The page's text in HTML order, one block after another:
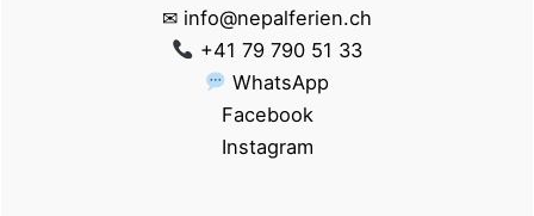
✉ info@nepalferien.ch
+41 79 790 51 33
WhatsApp
Facebook
Instagram